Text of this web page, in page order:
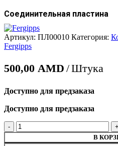
Соединительная пластина
Артикул: ПЛ00010 Категория:
Fergipps
500,00 AMD Штука
Доступно для предзаказа
Доступно для предзаказа
Количество
товара
Соединительная
В